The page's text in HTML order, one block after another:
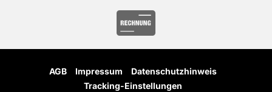
AGB Impressum
Datenschutzhinweis
Tracking-Einstellungen